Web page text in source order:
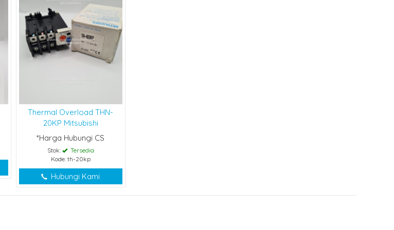
Thermal Overload THN-
20KP Mitsubishi
*Harga Hubungi CS
Stok:
Tersedia
Kode: th-20kp
Hubungi Kami